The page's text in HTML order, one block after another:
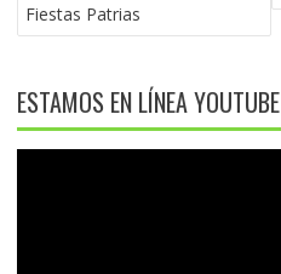
Fiestas Patrias
ESTAMOS EN LÍNEA YOUTUBE